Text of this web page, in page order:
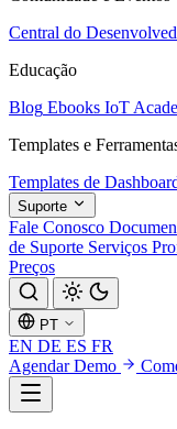
Central do
Educação
Blog Ebooks IoT
Templates e
Templates de
Suporte
Fale Conosco
de Suporte Serviços
Preços
PT
EN DE ES FR
Agendar Demo